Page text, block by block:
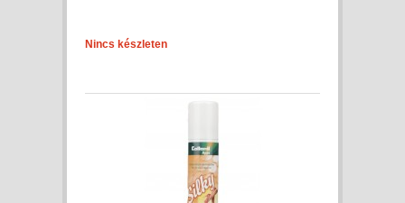
Nincs készleten